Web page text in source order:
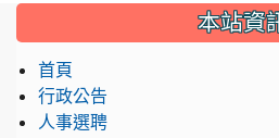
::: 本站資
首頁
行政公告
人事選聘